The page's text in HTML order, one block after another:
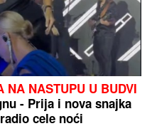
NA NASTUPU U BUDVI
- Prija i nova snajka
cele noći